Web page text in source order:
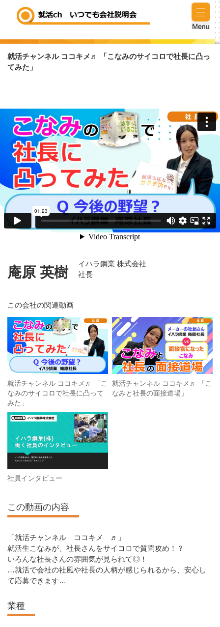
就活チャンネル ココキメ♬ 「こなみのサイコロで社長に凸っ
てみた」
庵原 英樹
イハラ鋼業 株式会社
社長
この会社の関連動画
就活チャンネル ココキメ♬ 「こ
なみのサイコロで社長に凸って
みた」
就活チャンネル ココキメ♬ 「こ
なみと社長の面接道場」
社員インタビュー
この動画の内容
「就活チャンネル ココキメ ♬」
就活生こなみが、社長さんをサイコロで質問攻め！？
いろんな社長さんの雰囲気が見られて◎！
…就活で会社の社風や社長の人柄が感じられるから、安心し
て応募できます…
業種